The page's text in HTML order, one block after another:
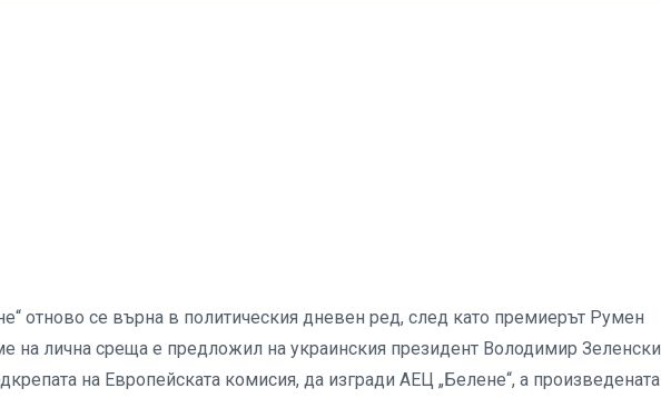
отново се върна в политическия дневен ред, след като премиерът Румен
на лична среща е предложил на украинския президент Володимир Зеленски
на Европейската комисия, да изгради АЕЦ „Белене“, а произведената